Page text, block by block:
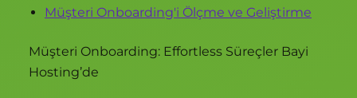
Müşteri Onboarding'i Ölçme ve Geliştirme
Müşteri Onboarding: Effortless Süreçler Bayi
Hosting’de